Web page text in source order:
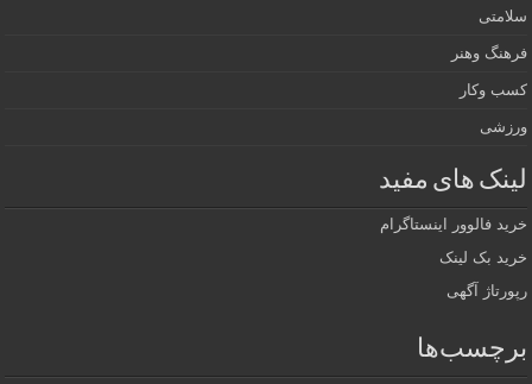
سلامتی
فرهنگ وهنر
کسب وکار
ورزشی
لینک های مفید
خرید فالوور اینستاگرام
خرید بک لینک
رپورتاژ آگهی
برچسب‌ها